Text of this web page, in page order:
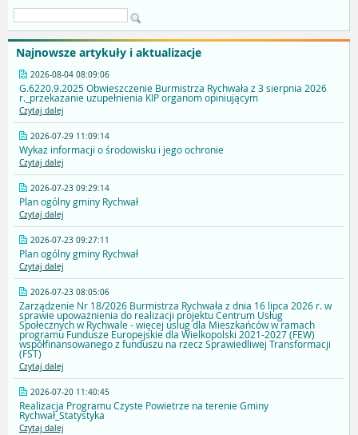
Najnowsze artykuły i aktualizacje
2026-08-04 08:09:06
G.6220.9.2025 Obwieszczenie Burmistrza Rychwała z 3 sierpnia 2026
r._przekazanie uzupełnienia KIP organom opiniującym
Czytaj dalej
2026-07-29 11:09:14
Wykaz informacji o środowisku i jego ochronie
Czytaj dalej
2026-07-23 09:29:14
Plan ogólny gminy Rychwał
Czytaj dalej
2026-07-23 09:27:11
Plan ogólny gminy Rychwał
Czytaj dalej
2026-07-23 08:05:06
Zarządzenie Nr 18/2026 Burmistrza Rychwała z dnia 16 lipca 2026 r. w
sprawie upoważnienia do realizacji projektu Centrum Usług
Społecznych w Rychwale - więcej uslug dla Mieszkańców w ramach
programu Fundusze Europejskie dla Wielkopolski 2021-2027 (FEW)
współfinansowanego z funduszu na rzecz Sprawiedliwej Transformacji
(FST)
Czytaj dalej
2026-07-20 11:40:45
Realizacja Programu Czyste Powietrze na terenie Gminy
Rychwał_Statystyka
Czytaj dalej